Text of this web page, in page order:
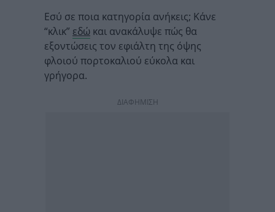
Εσύ σε ποια κατηγορία ανήκεις; Κάνε
“κλικ” εδώ και ανακάλυψε πώς θα
εξοντώσεις τον εφιάλτη της όψης
φλοιού πορτοκαλιού εύκολα και
γρήγορα.
ΔΙΑΦΗΜΙΣΗ